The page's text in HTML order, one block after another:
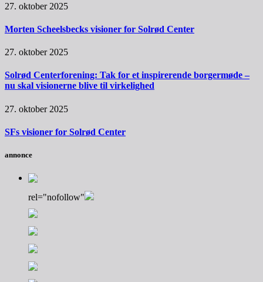
27. oktober 2025
Morten Scheelsbecks visioner for Solrød Center
27. oktober 2025
Solrød Centerforening: Tak for et inspirerende borgermøde –
nu skal visionerne blive til virkelighed
27. oktober 2025
SFs visioner for Solrød Center
annonce
rel="nofollow"